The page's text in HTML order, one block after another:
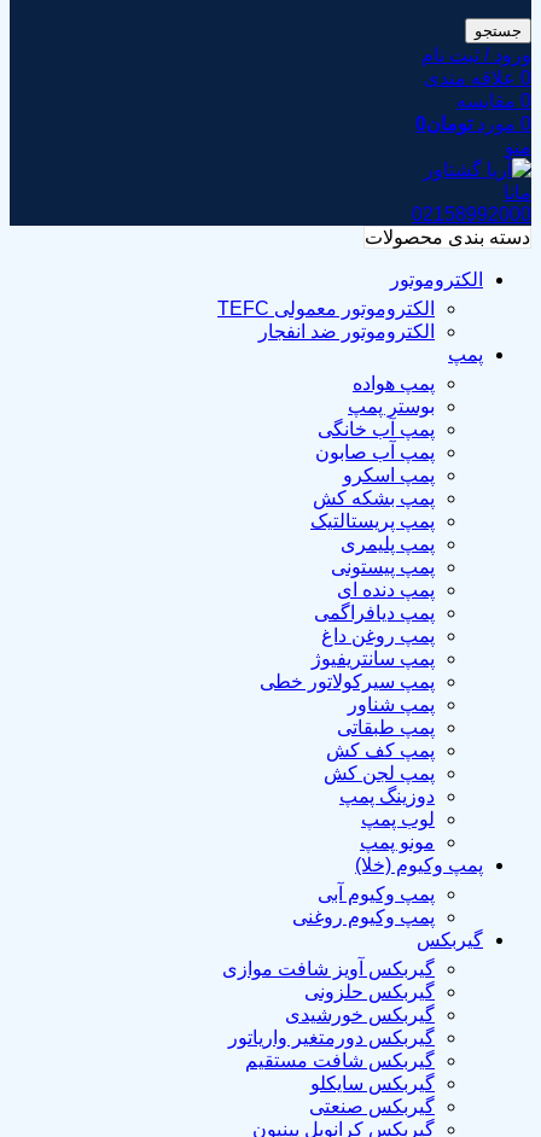
جستجو
ورود / ثبت نام
0 علاقه مندی
0 مقايسه
0 مورد تومان0
منو
02158992000
دسته بندی محصولات
الکتروموتور
الکتروموتور معمولی TEFC
الکتروموتور ضد انفجار
پمپ
پمپ هواده
بوستر پمپ
پمپ آب خانگی
پمپ آب صابون
پمپ اسکرو
پمپ بشکه کش
پمپ پریستالتیک
پمپ پلیمری
پمپ پیستونی
پمپ دنده ای
پمپ دیافراگمی
پمپ روغن داغ
پمپ سانتریفیوژ
پمپ سیرکولاتور خطی
پمپ شناور
پمپ طبقاتی
پمپ کف کش
پمپ لجن کش
دوزینگ پمپ
لوب پمپ
مونو پمپ
پمپ وکیوم (خلا)
پمپ وکیوم آبی
پمپ وکیوم روغنی
گیربکس
گیربکس آویز شافت موازی
گیربکس حلزونی
گیربکس خورشیدی
گیربکس دورمتغیر واریاتور
گیربکس شافت مستقیم
گیربکس سایکلو
گیربکس صنعتی
گیربکس کرانویل پینیون